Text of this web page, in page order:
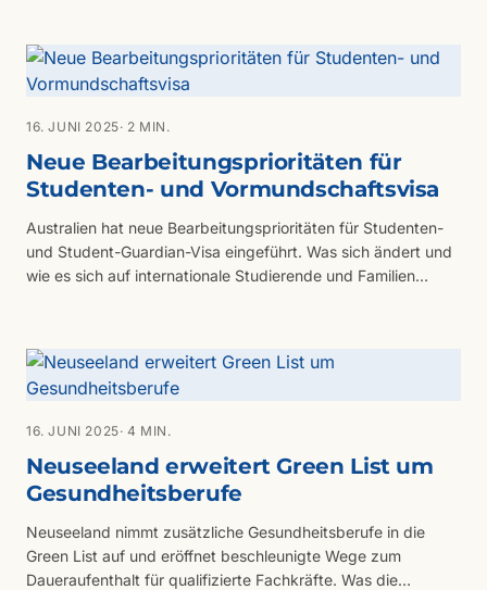
16. JUNI 2025· 2 MIN.
Neue Bearbeitungsprioritäten für
Studenten- und Vormundschaftsvisa
Australien hat neue Bearbeitungsprioritäten für Studenten-
und Student-Guardian-Visa eingeführt. Was sich ändert und
wie es sich auf internationale Studierende und Familien
16. JUNI 2025· 4 MIN.
Neuseeland erweitert Green List um
Gesundheitsberufe
Neuseeland nimmt zusätzliche Gesundheitsberufe in die
Green List auf und eröffnet beschleunigte Wege zum
Daueraufenthalt für qualifizierte Fachkräfte. Was die